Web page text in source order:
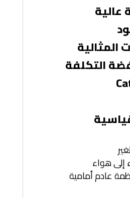
عالية
المثالية
التكلفة
إلى هواء
عادم أمامية